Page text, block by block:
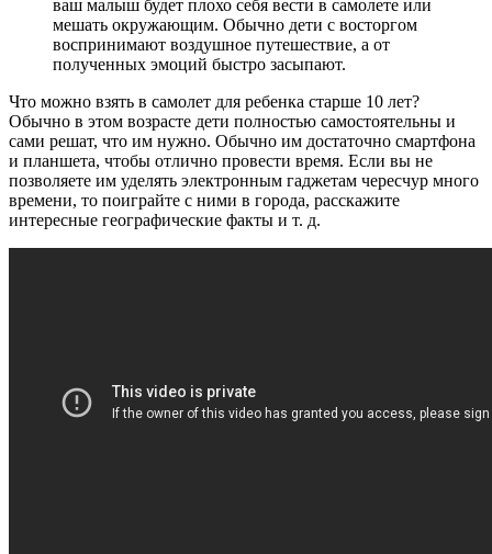
ваш малыш будет плохо себя вести в самолете или
мешать окружающим. Обычно дети с восторгом
воспринимают воздушное путешествие, а от
полученных эмоций быстро засыпают.
Что можно взять в самолет для ребенка старше 10 лет?
Обычно в этом возрасте дети полностью самостоятельны и
сами решат, что им нужно. Обычно им достаточно смартфона
и планшета, чтобы отлично провести время. Если вы не
позволяете им уделять электронным гаджетам чересчур много
времени, то поиграйте с ними в города, расскажите
интересные географические факты и т. д.